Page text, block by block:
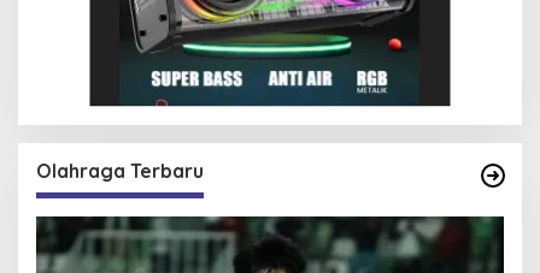
Olahraga Terbaru